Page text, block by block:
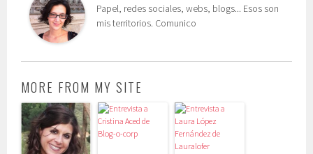
Papel, redes sociales, webs, blogs... Esos son
mis territorios. Comunico
MORE FROM MY SITE